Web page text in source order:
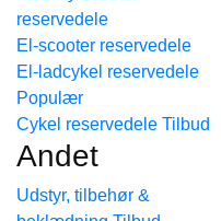
reservedele
El-scooter reservedele
El-ladcykel reservedele
Cykel reservedele
Andet
Udstyr, tilbehør &